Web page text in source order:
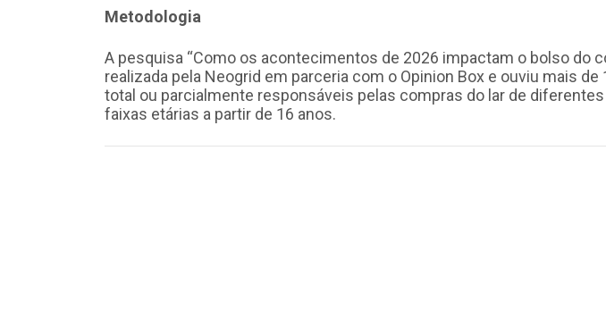
Metodologia
A pesquisa “Como os acontecimentos de 2026 impactam o bolso do
realizada pela Neogrid em parceria com o Opinion Box e ouviu mais de
total ou parcialmente responsáveis pelas compras do lar de
faixas etárias a partir de 16 anos.